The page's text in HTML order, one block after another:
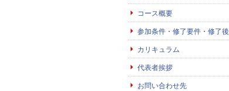
コース概要
参加条件・修了要件・修了後
カリキュラム
代表者挨拶
お問い合わせ先